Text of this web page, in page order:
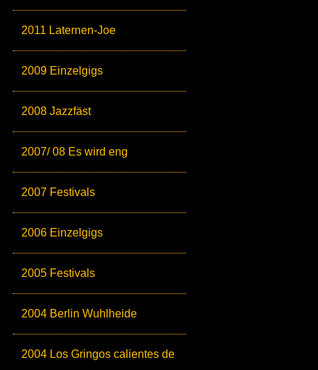
2011 Laternen-Joe
2009 Einzelgigs
2008 Jazzfäst
2007/ 08 Es wird eng
2007 Festivals
2006 Einzelgigs
2005 Festivals
2004 Berlin Wuhlheide
2004 Los Gringos calientes de